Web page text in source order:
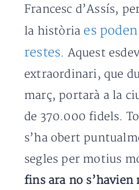
Francesc d’Assís,
la història es
restes. Aquest
extraordinari, que
març, portarà a la
de 370.000 fidels.
s’ha obert
segles per motius
fins ara no s’havien